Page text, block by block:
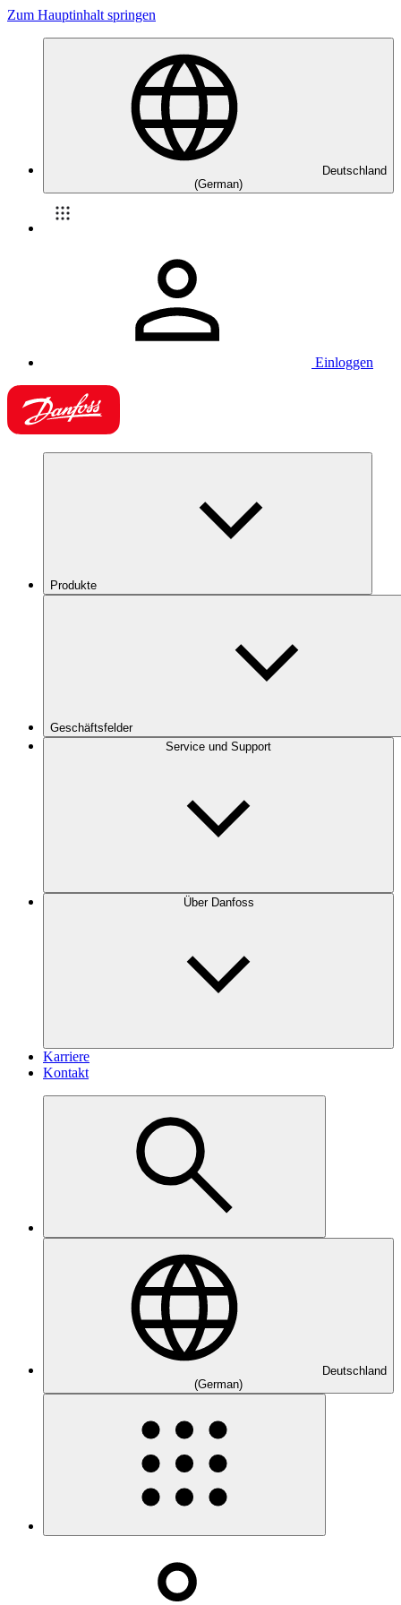
Zum Hauptinhalt springen
Deutschland
(German)
Einloggen
Produkte
Geschäftsfelder
Service und Support
Über Danfoss
Karriere
Kontakt
Deutschland
(German)